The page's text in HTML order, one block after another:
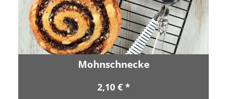
Mohnschnecke
2,10 € *